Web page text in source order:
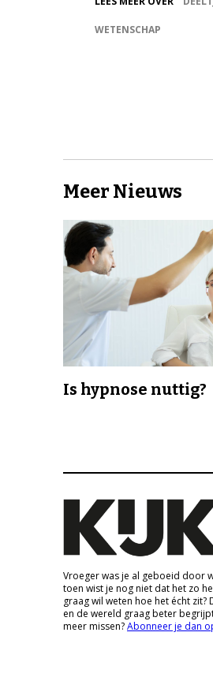
WETENSCHAP
Meer Nieuws
Is hypnose nuttig?
Vroeger was je al geboeid door
toen wist je nog niet dat het zo
graag wil weten hoe het écht
en de wereld graag beter
meer missen?Abonneer je dan